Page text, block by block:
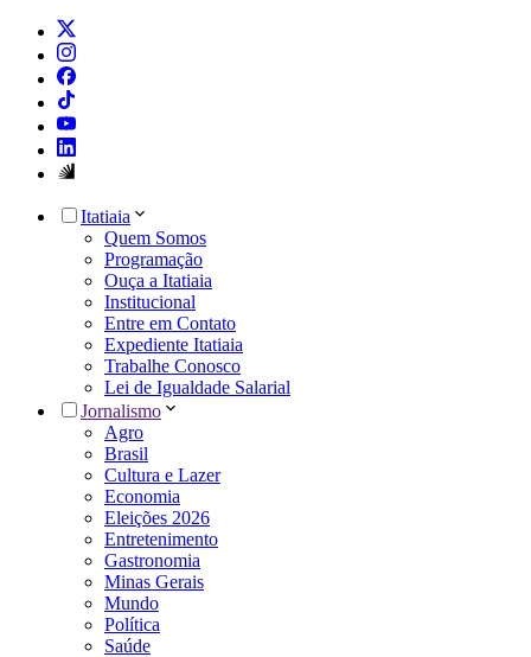
Itatiaia
Quem Somos
Programação
Ouça a Itatiaia
Institucional
Entre em Contato
Expediente Itatiaia
Trabalhe Conosco
Lei de Igualdade Salarial
Jornalismo
Agro
Brasil
Cultura e Lazer
Economia
Eleições 2026
Entretenimento
Gastronomia
Minas Gerais
Mundo
Política
Saúde